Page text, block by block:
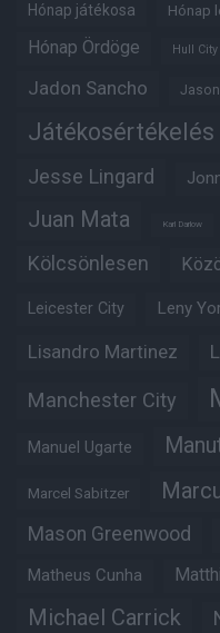
Hónap játékosa Hónap
Hónap Ördöge Hull City
Jadon Sancho
Játékosértékelés
Jesse Lingard
Juan Mata Karl Darlow
Kölcsönlesen
Leicester City Leny
Lisandro Martinez
Manchester City
Manuel Ugarte
Marcel Sabitzer
Mason Greenwood
Matheus Cunha
Michael Carrick